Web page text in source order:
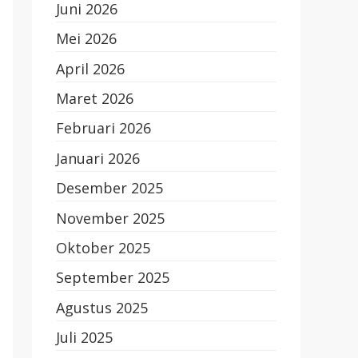
Juni 2026
Mei 2026
April 2026
Maret 2026
Februari 2026
Januari 2026
Desember 2025
November 2025
Oktober 2025
September 2025
Agustus 2025
Juli 2025